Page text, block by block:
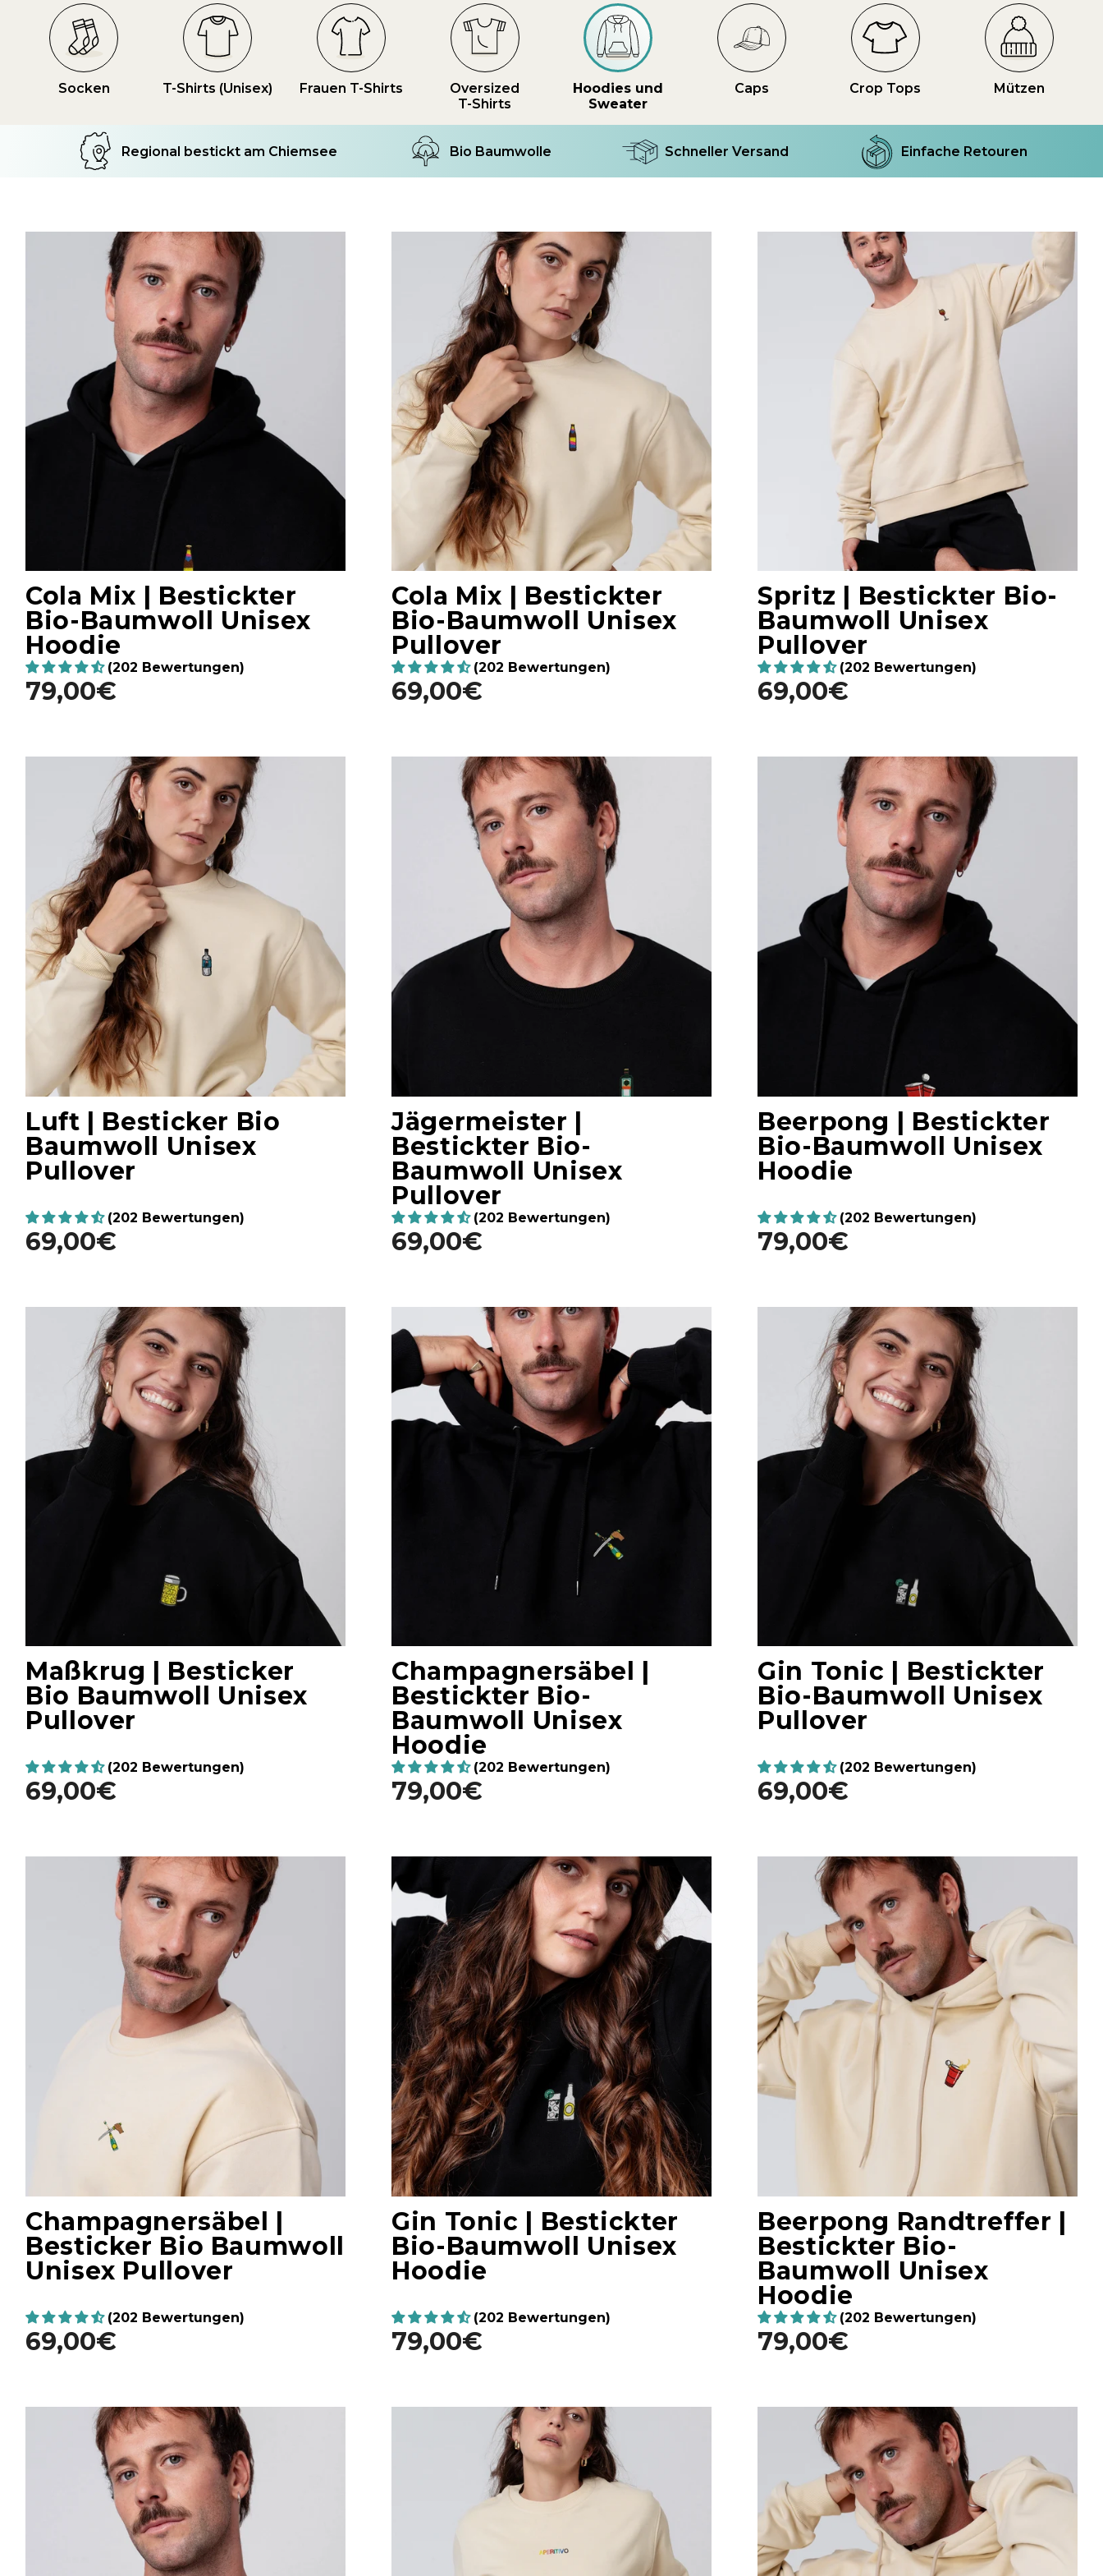
Socken T-Shirts (Unisex) Frauen T-Shirts
Oversized
T-Shirts
Hoodies und
Sweater
Caps Crop Tops Mützen
Regional bestickt am Chiemsee Bio Baumwolle Schneller Versand Einfache Retouren
Cola Mix | Bestickter
Bio-Baumwoll Unisex
Hoodie
(202 Bewertungen)
79,00€
Cola Mix | Bestickter
Bio-Baumwoll Unisex
Pullover
(202 Bewertungen)
69,00€
Spritz | Bestickter Bio-
Baumwoll Unisex
Pullover
(202 Bewertungen)
69,00€
Luft | Besticker Bio
Baumwoll Unisex
Pullover
(202 Bewertungen)
69,00€
Jägermeister |
Bestickter Bio-
Baumwoll Unisex
Pullover
(202 Bewertungen)
69,00€
Beerpong | Bestickter
Bio-Baumwoll Unisex
Hoodie
(202 Bewertungen)
79,00€
Maßkrug | Besticker
Bio Baumwoll Unisex
Pullover
(202 Bewertungen)
69,00€
Champagnersäbel |
Bestickter Bio-
Baumwoll Unisex
Hoodie
(202 Bewertungen)
79,00€
Gin Tonic | Bestickter
Bio-Baumwoll Unisex
Pullover
(202 Bewertungen)
69,00€
Champagnersäbel |
Besticker Bio Baumwoll
Unisex Pullover
(202 Bewertungen)
69,00€
Gin Tonic | Bestickter
Bio-Baumwoll Unisex
Hoodie
(202 Bewertungen)
79,00€
Beerpong Randtreffer |
Bestickter Bio-
Baumwoll Unisex
Hoodie
(202 Bewertungen)
79,00€